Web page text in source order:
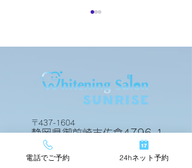
ビフォアーアフター
〒437-1604
静岡県御前崎市佐倉4796-1
24hネットで簡単予約
電話でご予約 24hネット予約